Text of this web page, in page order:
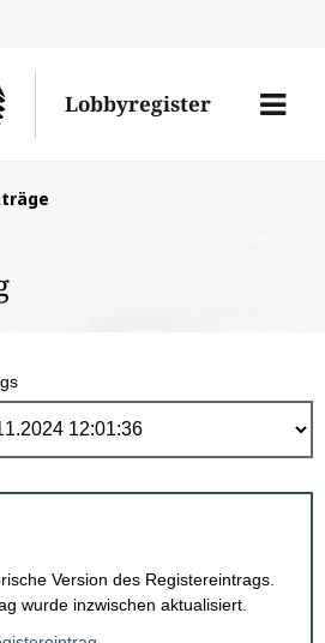
Lobbyregister
Menü
Version des Registereintrags.
wurde inzwischen aktualisiert.